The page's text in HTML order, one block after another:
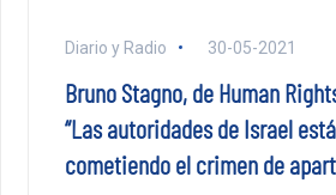
Diario y Radio 30-05-2021
Bruno Stagno, de Human
“Las autoridades de Israel
cometiendo el crimen de